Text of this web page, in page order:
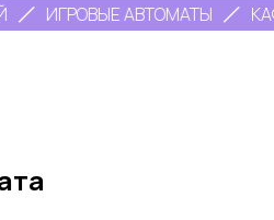
ИГРОВЫЕ АВТОМАТЫ